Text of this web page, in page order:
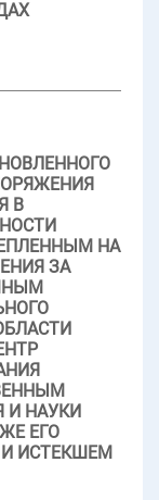
В
НА
ЗА
И НАУКИ
ЕГО
И ИСТЕКШЕМ